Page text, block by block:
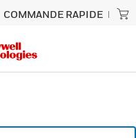
COMMANDE RAPIDE